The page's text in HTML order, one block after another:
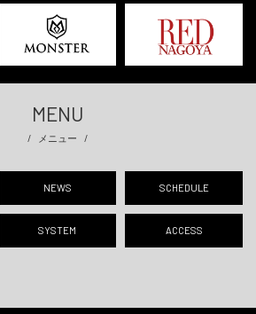
MENU
メニュー
NEWS SCHEDULE
SYSTEM ACCESS